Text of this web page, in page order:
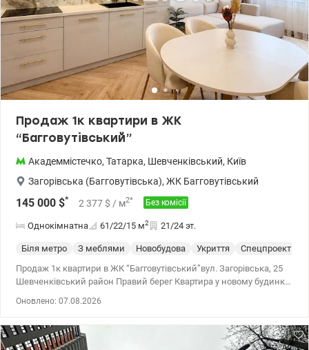
Продаж 1к квартири в ЖК
“Багговутівський”
Академмістечко, Татарка, Шевченківський, Київ
Загорівська (Багговутівська), ЖК Багговутівський
145 000 $* 2 377 $ / м2* Без комісії
Однокімнатна 61/22/15 м2 21/24 эт.
Біля метро З меблями Новобудова Укриття Спецпроект
Продаж 1к квартири в ЖК “Багговутівський”вул. Загорівська, 25
Шевченківський район Правий берег Квартира у новому будинку
- кухня -вітальня 25 м2 - спальня 15 м2, - санвузол суміщений
Стильна квартира з якісним сучасним ремонтом
Укомплектована побутовою технікою та меблями. Встановлені
Оновлено: 07.08.2026